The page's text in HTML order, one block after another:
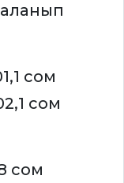
сом
сом
сом